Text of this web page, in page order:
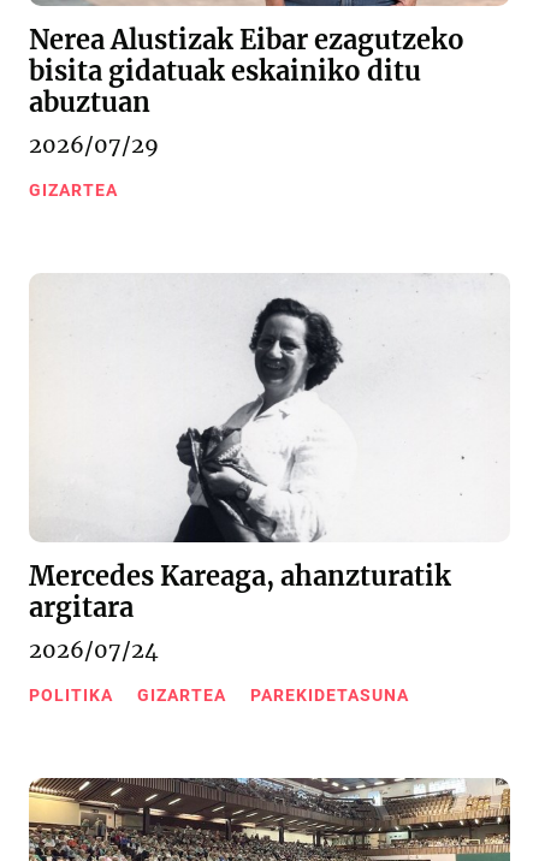
Nerea Alustizak Eibar ezagutzeko
bisita gidatuak eskainiko ditu
abuztuan
2026/07/29
GIZARTEA
Mercedes Kareaga, ahanzturatik
argitara
2026/07/24
POLITIKA GIZARTEA PAREKIDETASUNA